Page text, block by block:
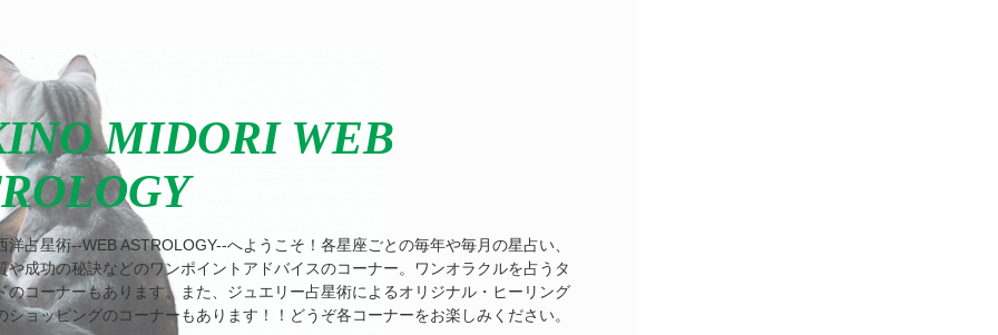
MIDORI WEB
占星術--WEB ASTROLOGY--へようこそ！各星座ごとの毎年や毎月の星占い、
や成功の秘訣などのワンポイントアドバイスのコーナー。ワンオラクルを占うタ
のコーナーもあります。また、ジュエリー占星術によるオリジナル・ヒーリング
ショッピングのコーナーもあります！！どうぞ各コーナーをお楽しみください。